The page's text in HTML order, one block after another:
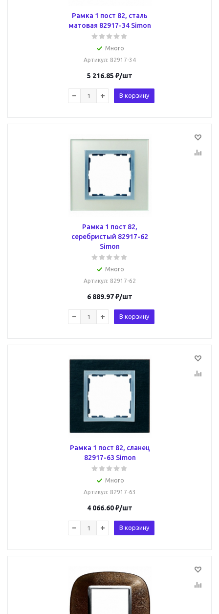
Рамка 1 пост 82, сталь
матовая 82917-34 Simon
Много
Артикул: 82917-34
5 216.85 ₽/шт
В корзину
Рамка 1 пост 82,
серебристый 82917-62
Simon
Много
Артикул: 82917-62
6 889.97₽/шт
В корзину
Рамка 1 пост 82, сланец
82917-63 Simon
Много
Артикул: 82917-63
4 066.60₽/шт
В корзину